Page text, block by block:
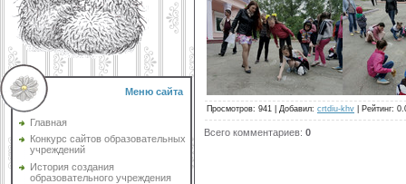
Меню сайта
Главная
Конкурс сайтов образовательных
учреждений
История создания
образовательного учреждения
Просмотров: 941 Добавил: crtdiu-khv Рейтинг:
Всего комментариев: 0